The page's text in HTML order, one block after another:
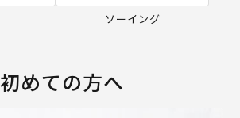
ソーイング
初めての方へ